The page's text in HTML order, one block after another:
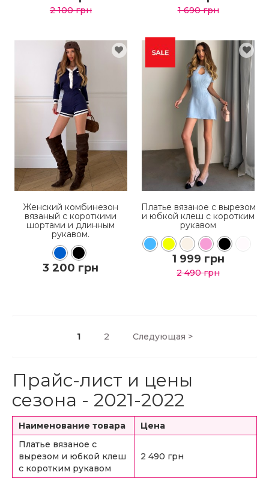
КУПИТЬ
ПОДРОБНЕЕ
2 100 грн
КУПИТЬ
ПОДРОБНЕЕ
1 690 грн
Женский комбинезон
вязаный с короткими
шортами и длинным
рукавом.
3 200 грн
Платье вязаное с вырезом
и юбкой клеш с коротким
рукавом
1 999 грн
2 490 грн
1 2 Следующая >
Прайс-лист и цены
сезона - 2021-2022
Наименование товара
Цена
Платье вязаное с
вырезом и юбкой клеш
с коротким рукавом
2 490 грн